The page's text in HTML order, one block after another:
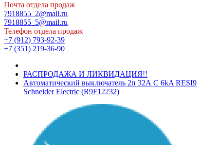
Почта отдела продаж
7918855_2@mail.ru
7918855_5@mail.ru
Телефон отдела продаж
+7 (912) 793-92-39
+7 (351) 219-36-90
РАСПРОДАЖА И ЛИКВИДАЦИЯ!!
Автоматический выключатель 2п 32А С 6kA RESI9
Schneider Electric (R9F12232)